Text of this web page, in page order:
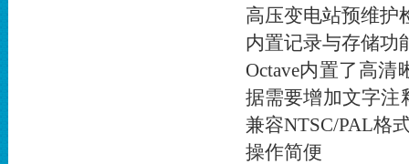
高压变电站预维护
内置记录与存储功
Octave内置了高
据需要增加文字注
兼容NTSC/PAL格
操作简便